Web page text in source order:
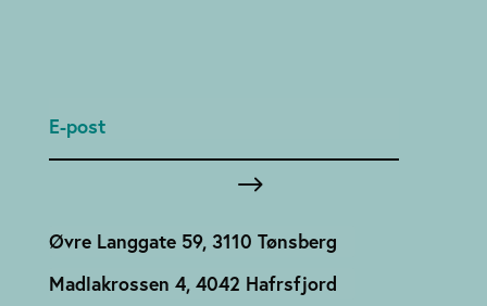
Øvre Langgate 59, 3110 Tønsberg
Madlakrossen 4, 4042 Hafrsfjord